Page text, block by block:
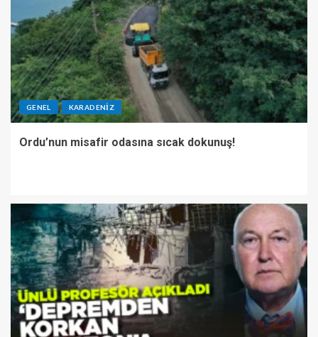
GENEL KARADENIZ
Ordu’nun misafir odasına sıcak dokunuş!